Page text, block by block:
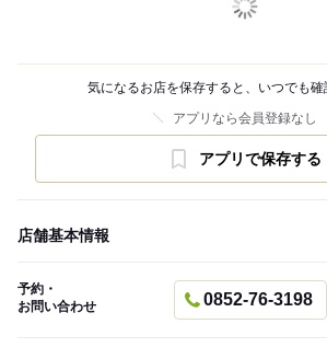
気になるお店を保存すると、いつでも確
アプリなら会員登録なし
アプリで保存する
店舗基本情報
予約・
お問い合わせ
0852-76-3198